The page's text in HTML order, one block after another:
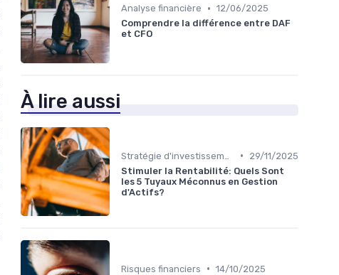
Analyse financière • 12/06/2025
Comprendre la différence entre DAF
et CFO
À lire aussi
•
29/11/2025
Stimuler la Rentabilité: Quels Sont
les 5 Tuyaux Méconnus en Gestion
d'Actifs?
Risques financiers • 14/10/2025